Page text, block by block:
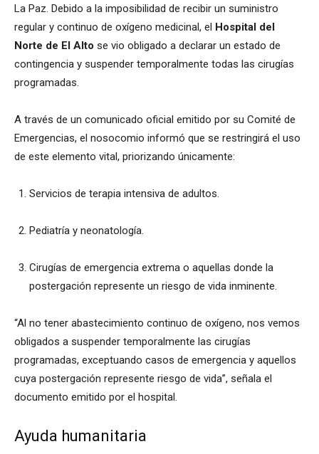
La Paz. Debido a la imposibilidad de recibir un suministro
regular y continuo de oxígeno medicinal, el Hospital del
Norte de El Alto se vio obligado a declarar un estado de
contingencia y suspender temporalmente todas las cirugías
programadas.
A través de un comunicado oficial emitido por su Comité de
Emergencias, el nosocomio informó que se restringirá el uso
de este elemento vital, priorizando únicamente:
Servicios de terapia intensiva de adultos.
Pediatría y neonatología.
Cirugías de emergencia extrema o aquellas donde la
postergación represente un riesgo de vida inminente.
“Al no tener abastecimiento continuo de oxígeno, nos vemos
obligados a suspender temporalmente las cirugías
programadas, exceptuando casos de emergencia y aquellos
cuya postergación represente riesgo de vida”, señala el
documento emitido por el hospital.
Ayuda humanitaria